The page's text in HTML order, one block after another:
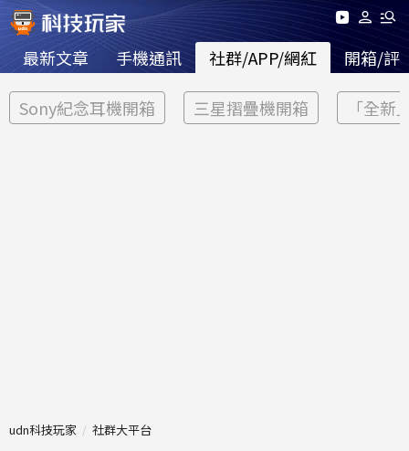
最新文章 手機通訊 社群/APP/網紅 開箱/評
Sony紀念耳機開箱 三星摺疊機開箱 「全新
udn科技玩家 社群大平台